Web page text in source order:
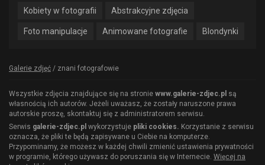
Kobiety w fotografii Abstrakcyjne zdjęcia
Foto manipulacje Animowane fotografie Blondynki
Galerie zdjęć / znani fotografowie
Wszystkie zdjęcia znajdujące się na stronie www.galerie-zdjec.pl są
własnością ich autorów. Jeżeli uważasz, że zostały naruszone prawa
autorskie proszę, skontaktuj się z administratorem serwisu.
Serwis galerie-zdjec.pl wykorzystuje pliki cookies. Korzystanie z serwisu
oznacza, że pliki te będą zapisywane u Ciebie na komputerze.
Przypominamy, że możesz w każdej chwili zmienić ustawienia prywatności
w programie, którego używasz do poruszania się w Internecie. Więcej na